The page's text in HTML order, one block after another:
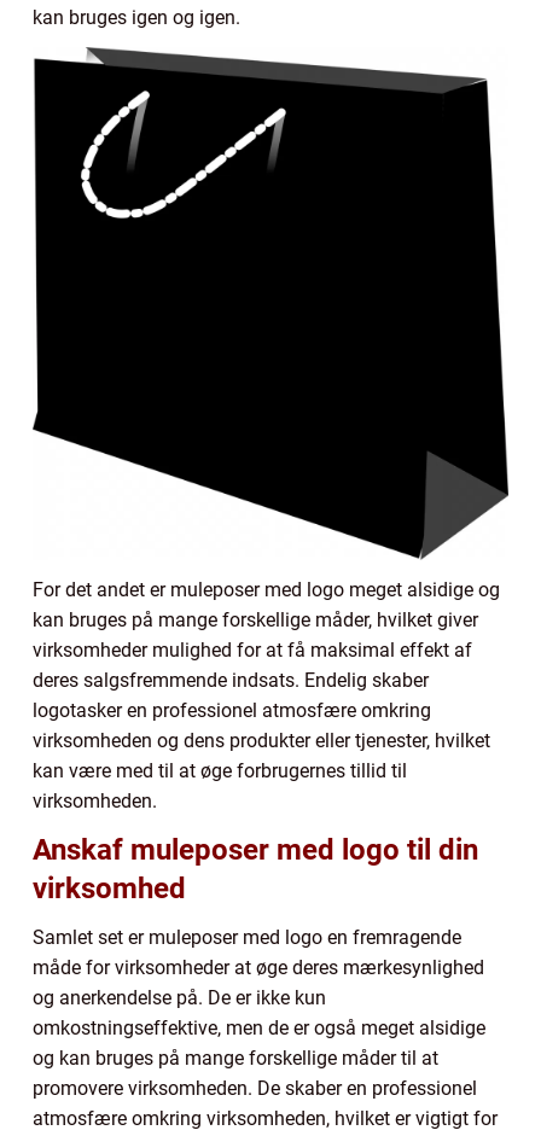
kan bruges igen og igen.
For det andet er muleposer med logo meget alsidige og
kan bruges på mange forskellige måder, hvilket giver
virksomheder mulighed for at få maksimal effekt af
deres salgsfremmende indsats. Endelig skaber
logotasker en professionel atmosfære omkring
virksomheden og dens produkter eller tjenester, hvilket
kan være med til at øge forbrugernes tillid til
virksomheden.
Anskaf muleposer med logo til din
virksomhed
Samlet set er muleposer med logo en fremragende
måde for virksomheder at øge deres mærkesynlighed
og anerkendelse på. De er ikke kun
omkostningseffektive, men de er også meget alsidige
og kan bruges på mange forskellige måder til at
promovere virksomheden. De skaber en professionel
atmosfære omkring virksomheden, hvilket er vigtigt for